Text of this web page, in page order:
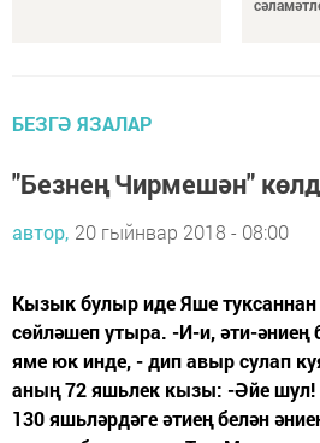
БЕЗГӘ ЯЗАЛАР
"Безнең Чирмешән"
автор, 20 гыйнвар 2018 - 08:00
Кызык булыр иде Яше туксаннан
сөйләшеп утыра. -И-и, әти-әниең
яме юк инде, - дип авыр сулап
аның 72 яшьлек кызы: -Әйе шул!
130 яшьләрдәге әтиең белән